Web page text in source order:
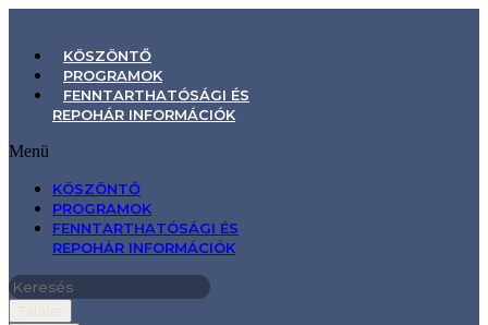
KÖSZÖNTŐ
PROGRAMOK
FENNTARTHATÓSÁGI ÉS
REPOHÁR INFORMÁCIÓK
Menü
KÖSZÖNTŐ
PROGRAMOK
FENNTARTHATÓSÁGI ÉS
REPOHÁR INFORMÁCIÓK
Találat